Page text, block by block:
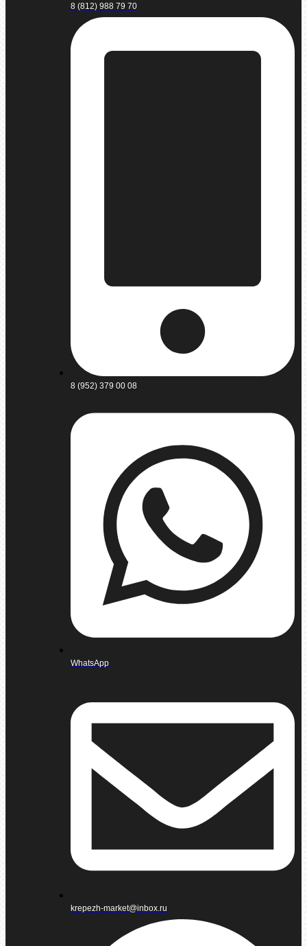
8 (812) 988 79 70
8 (952) 379 00 08
WhatsApp
krepezh-market@inbox.ru